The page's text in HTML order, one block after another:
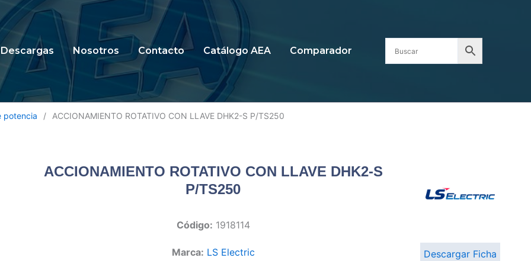
Descargas Nosotros Contacto Catálogo AEA Comparador
potencia / ACCIONAMIENTO ROTATIVO CON LLAVE DHK2-S P/TS250
ACCIONAMIENTO ROTATIVO CON LLAVE DHK2-S
P/TS250
Código: 1918114
Marca: LS Electric Descargar Ficha